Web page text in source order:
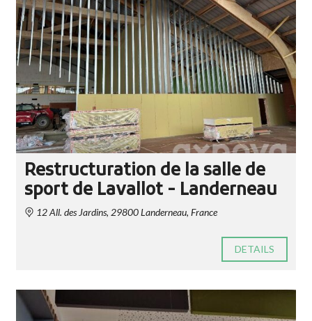
Restructuration de la salle de
sport de Lavallot - Landerneau
12 All. des Jardins, 29800 Landerneau, France
DETAILS